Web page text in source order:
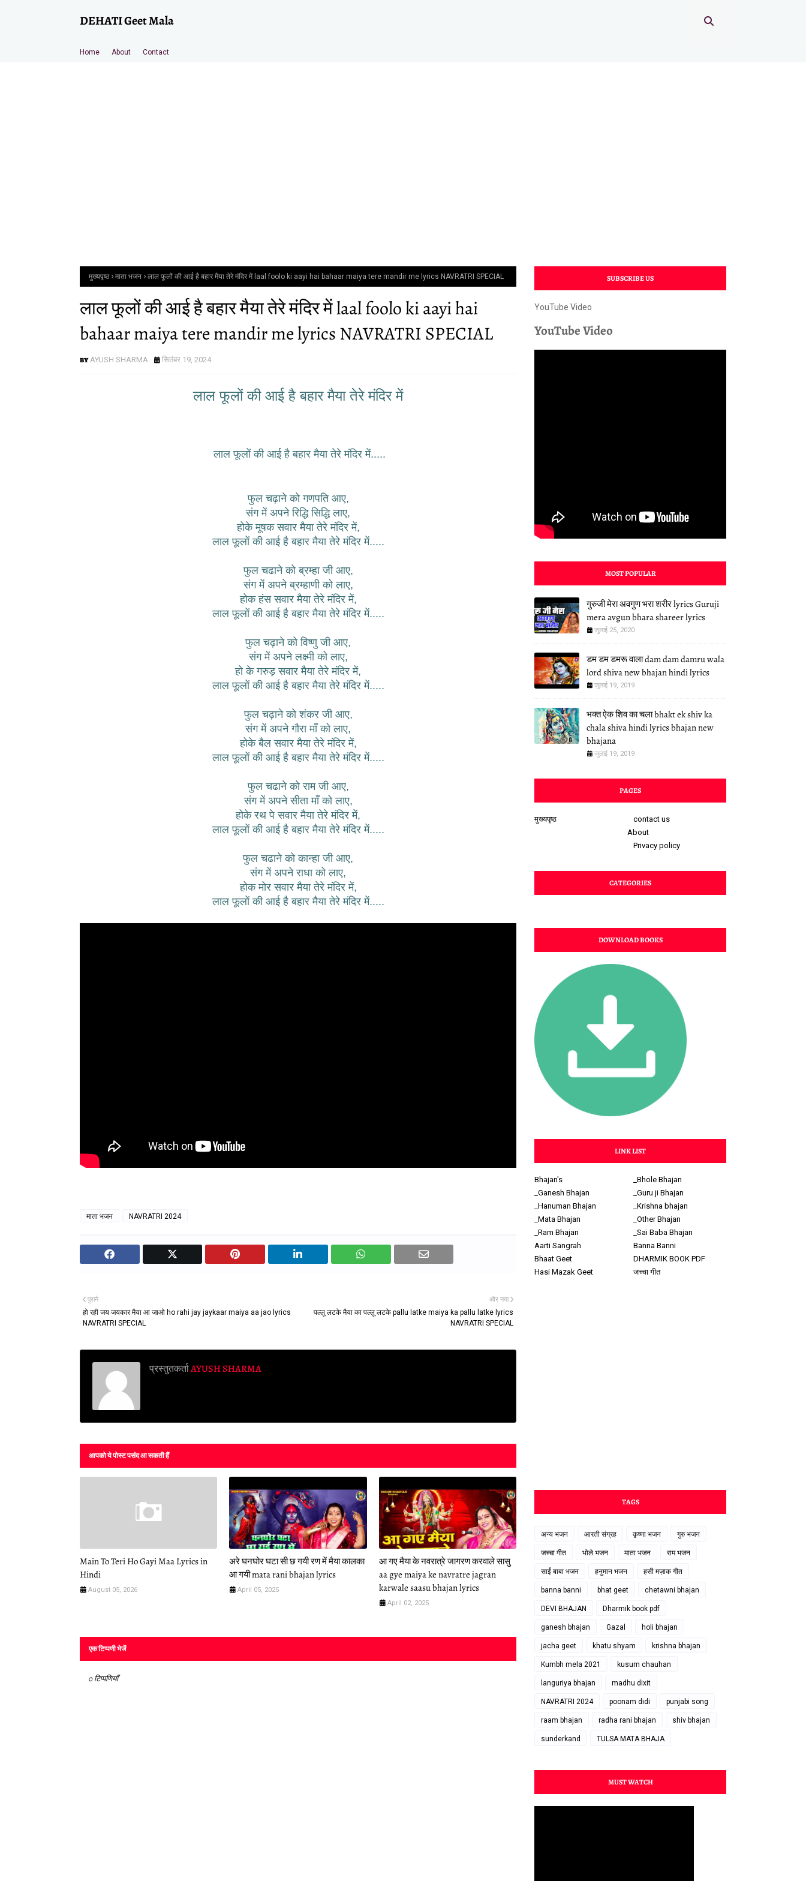
DEHATI Geet Mala
Home About Contact
मुख्यपृष्ठ माता भजन लाल फूलों की आई है बहार मैया तेरे मंदिर में laal foolo ki aayi hai bahaar maiya tere mandir me lyrics NAVRATRI SPECIAL
लाल फूलों की आई है बहार मैया तेरे मंदिर में laal foolo ki aayi hai
bahaar maiya tere mandir me lyrics NAVRATRI SPECIAL
AYUSH SHARMA सितंबर 19, 2024
लाल फूलों की आई है बहार मैया तेरे मंदिर में
लाल फूलों की आई है बहार मैया तेरे मंदिर में.....
फुल चढ़ाने को गणपति आए,
संग में अपने रिद्धि सिद्धि लाए,
होके मूषक सवार मैया तेरे मंदिर में,
लाल फूलों की आई है बहार मैया तेरे मंदिर में.....
फुल चढाने को ब्रम्हा जी आए,
संग में अपने ब्रम्हाणी को लाए,
होक हंस सवार मैया तेरे मंदिर में,
लाल फूलों की आई है बहार मैया तेरे मंदिर में.....
फुल चढ़ाने को विष्णु जी आए,
संग में अपने लक्ष्मी को लाए,
हो के गरुड़ सवार मैया तेरे मंदिर में,
लाल फूलों की आई है बहार मैया तेरे मंदिर में.....
फुल चढ़ाने को शंकर जी आए,
संग में अपने गौरा माँ को लाए,
होके बैल सवार मैया तेरे मंदिर में,
लाल फूलों की आई है बहार मैया तेरे मंदिर में.....
फुल चढाने को राम जी आए,
संग में अपने सीता माँ को लाए,
होके रथ पे सवार मैया तेरे मंदिर में,
लाल फूलों की आई है बहार मैया तेरे मंदिर में.....
फुल चढाने को कान्हा जी आए,
संग में अपने राधा को लाए,
होक मोर सवार मैया तेरे मंदिर में,
लाल फूलों की आई है बहार मैया तेरे मंदिर में.....
माता भजन NAVRATRI 2024
और नया
पल्लू लटके मैया का पल्लू लटके pallu latke maiya ka pallu latke lyrics
NAVRATRI SPECIAL
पुराने
हो रही जय जयकार मैया आ जाओ ho rahi jay jaykaar maiya aa jao lyrics
NAVRATRI SPECIAL
प्रस्तुतकर्ताAYUSH SHARMA
आपको ये पोस्ट पसंद आ सकती हैं
Main To Teri Ho Gayi Maa Lyrics in
Hindi
August 05, 2026
अरे घनघोर घटा सी छ गयी रण में मैया कालका
आ गयी mata rani bhajan lyrics
April 05, 2025
आ गए मैया के नवरात्रे जागरण करवाले सासु
aa gye maiya ke navratre jagran
karwale saasu bhajan lyrics
April 02, 2025
एक टिप्पणी भेजें
0 टिप्पणियाँ
SUBSCRIBE US
YouTube Video
YouTube Video
MOST POPULAR
गुरुजी मेरा अवगुण भरा शरीर lyrics Guruji
mera avgun bhara shareer lyrics
जुलाई 25, 2020
डम डम डमरू वाला dam dam damru wala
lord shiva new bhajan hindi lyrics
जुलाई 19, 2019
भक्त ऐक शिव का चला bhakt ek shiv ka
chala shiva hindi lyrics bhajan new
bhajana
जुलाई 19, 2019
PAGES
मुख्यपृष्ठ
contact us
About
Privacy policy
CATEGORIES
DOWNLOAD BOOKS
LINK LIST
Bhajan's
_Bhole Bhajan
_Ganesh Bhajan
_Guru ji Bhajan
_Hanuman Bhajan
_Krishna bhajan
_Mata Bhajan
_Other Bhajan
_Ram Bhajan
_Sai Baba Bhajan
Aarti Sangrah
Banna Banni
Bhaat Geet
DHARMIK BOOK PDF
Hasi Mazak Geet
जच्चा गीत
TAGS
अन्य भजन आरती संग्रह कृष्णा भजन गुरु भजन
जच्चा गीत भोले भजन माता भजन राम भजन
साईं बाबा भजन हनुमान भजन हसी मज़ाक गीत
banna banni bhat geet chetawni bhajan
DEVI BHAJAN Dharmik book pdf
ganesh bhajan Gazal holi bhajan
jacha geet khatu shyam krishna bhajan
Kumbh mela 2021 kusum chauhan
languriya bhajan madhu dixit
NAVRATRI 2024 poonam didi punjabi song
raam bhajan radha rani bhajan shiv bhajan
sunderkand TULSA MATA BHAJA
MUST WATCH